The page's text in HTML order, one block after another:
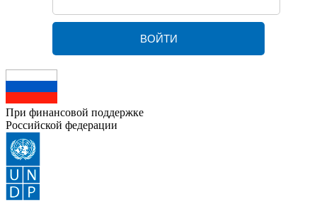
При финансовой поддержке
Российской федерации